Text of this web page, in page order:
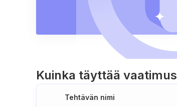
Kuinka täyttää vaatimus
Tehtävän nimi